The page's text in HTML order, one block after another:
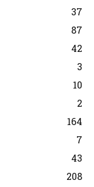
37
87
42
3
10
2
164
7
43
208